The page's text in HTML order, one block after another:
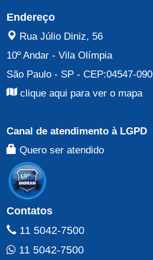
Endereço
Rua Júlio Diniz, 56
10º Andar -Vila Olímpia
São Paulo - SP - CEP:04547-090
clique aqui para ver o mapa
Canal de atendimento à LGPD
Quero ser atendido
Contatos
11 5042-7500
11 5042-7500